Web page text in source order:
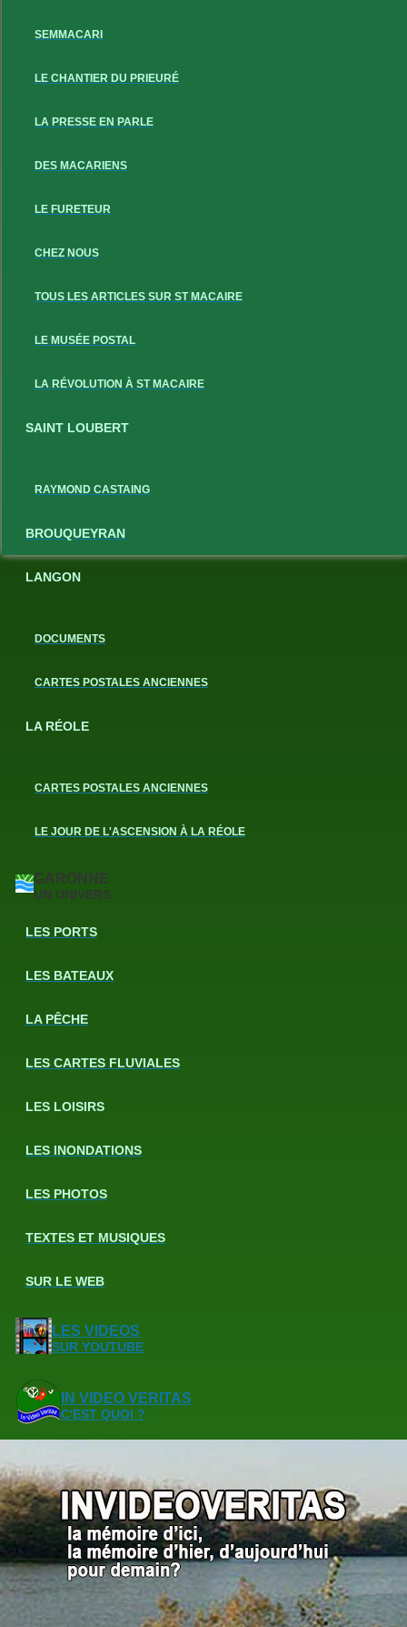
SEMMACARI
LE CHANTIER DU PRIEURÉ
LA PRESSE EN PARLE
DES MACARIENS
LE FURETEUR
CHEZ NOUS
TOUS LES ARTICLES SUR ST MACAIRE
LE MUSÉE POSTAL
LA RÉVOLUTION À ST MACAIRE
SAINT LOUBERT
RAYMOND CASTAING
BROUQUEYRAN
LANGON
DOCUMENTS
CARTES POSTALES ANCIENNES
LA RÉOLE
CARTES POSTALES ANCIENNES
LE JOUR DE L'ASCENSION À LA RÉOLE
GARONNE
UN UNIVERS
LES PORTS
LES BATEAUX
LA PÊCHE
LES CARTES FLUVIALES
LES LOISIRS
LES INONDATIONS
LES PHOTOS
TEXTES ET MUSIQUES
SUR LE WEB
LES VIDEOS
SUR YOUTUBE
IN VIDEO VERITAS
C'EST QUOI ?